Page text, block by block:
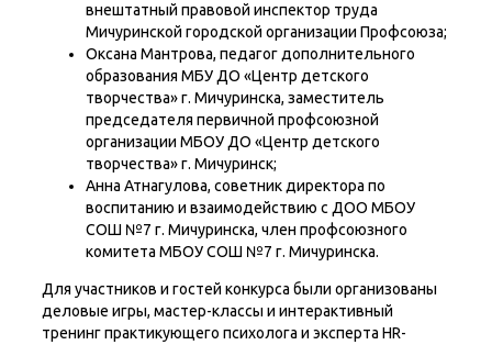
внештатный правовой инспектор труда
Мичуринской городской организации Профсоюза;
Оксана Мантрова, педагог дополнительного
образования МБУ ДО «Центр детского
творчества» г. Мичуринска, заместитель
председателя первичной профсоюзной
организации МБОУ ДО «Центр детского
творчества» г. Мичуринск;
Анна Атнагулова, советник директора по
воспитанию и взаимодействию с ДОО МБОУ
СОШ №7 г. Мичуринска, член профсоюзного
комитета МБОУ СОШ №7 г. Мичуринска.
Для участников и гостей конкурса были организованы
деловые игры, мастер-классы и интерактивный
тренинг практикующего психолога и эксперта HR-